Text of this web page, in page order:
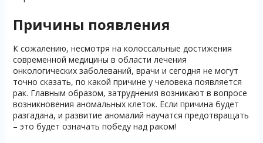
Причины появления
К сожалению, несмотря на колоссальные достижения
современной медицины в области лечения
онкологических заболеваний, врачи и сегодня не могут
точно сказать, по какой причине у человека появляется
рак. Главным образом, затруднения возникают в вопросе
возникновения аномальных клеток. Если причина будет
разгадана, и развитие аномалий научатся предотвращать
– это будет означать победу над раком!